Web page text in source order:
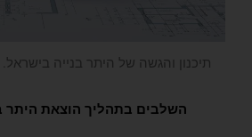
תיכנון והגשה של היתר בנייה
השלבים בתהליך הוצאת היתר